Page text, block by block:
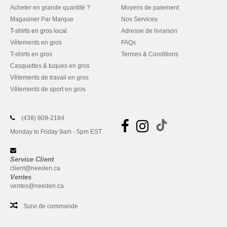
Acheter en grande quantité ?
Magasiner Par Marque
T-shirts en gros local
Vêtements en gros
T-shirts en gros
Casquettes & tuques en gros
Vêtements de travail en gros
Vêtements de sport en gros
Moyens de paiement
Nos Services
Adresse de livraison
FAQs
Termes & Conditions
(438) 809-2184
Monday to Friday 9am - 5pm EST
Service Client
client@needen.ca
Ventes
ventes@needen.ca
Suivi de commande